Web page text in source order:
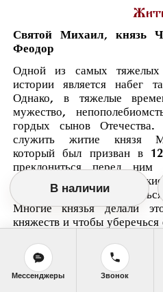
Святой Михаил, князь
Феодор
Одной из самых тяжелых
истории является набег
Однако, в тяжелые
мужество,
гордых сынов
служить житие князя
который был призван в
преклониться перед
ритуал.Все князья
сквозь огонь,
Многие князья делали
княжеств и чтобы уберечься
принять такое унижение
Батыю: Я христианин и не
идолам. Тогда князю
В наличии
Мессенджеры Звонок